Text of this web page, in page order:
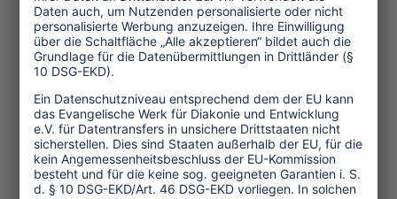
One Planet Guide für faires
Reisen